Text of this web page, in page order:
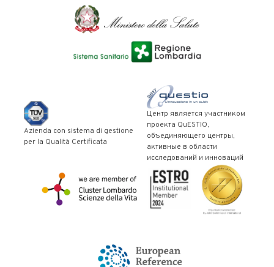
Azienda con sistema di gestione
per la Qualità Certificata
Центр является участником
проекта QuESTIO,
объединяющего центры,
активные в области
исследований и инноваций